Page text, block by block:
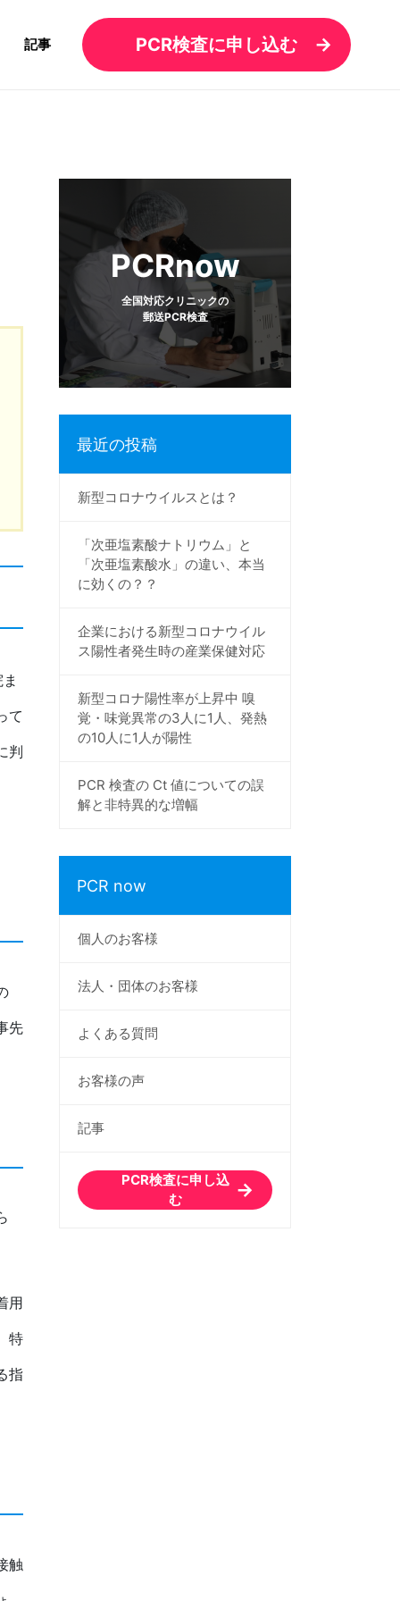
記事 PCR検査に申し込む
て
判
先
用
特
指
触
PCRnow
全国対応クリニックの
郵送PCR検査
最近の投稿
新型コロナウイルスとは？
「次亜塩素酸ナトリウム」と
「次亜塩素酸水」の違い、本当
に効くの？？
企業における新型コロナウイル
ス陽性者発生時の産業保健対応
新型コロナ陽性率が上昇中 嗅
覚・味覚異常の3人に1人、発熱
の10人に1人が陽性
PCR 検査の Ct 値についての誤
解と非特異的な増幅
PCR now
個人のお客様
法人・団体のお客様
よくある質問
お客様の声
記事
PCR検査に申し込
む